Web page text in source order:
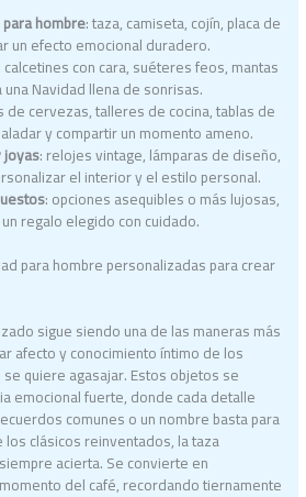
hombre: taza, camiseta, cojín, placa de
un efecto emocional duradero.
calcetines con cara, suéteres feos, mantas
Navidad llena de sonrisas.
de cervezas, talleres de cocina, tablas de
y compartir un momento ameno.
: relojes vintage, lámparas de diseño,
el interior y el estilo personal.
: opciones asequibles o más lujosas,
regalo elegido con cuidado.
para hombre personalizadas para crear
sigue siendo una de las maneras más
afecto y conocimiento íntimo de los
quiere agasajar. Estos objetos se
emocional fuerte, donde cada detalle
comunes o un nombre basta para
clásicos reinventados, la taza
acierta. Se convierte en
del café, recordando tiernamente